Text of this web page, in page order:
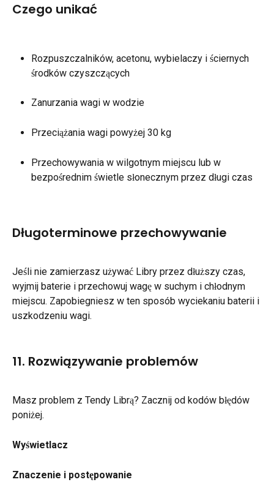
Czego unikać
Rozpuszczalników, acetonu, wybielaczy i ściernych
środków czyszczących
Zanurzania wagi w wodzie
Przeciążania wagi powyżej 30 kg
Przechowywania w wilgotnym miejscu lub w
bezpośrednim świetle słonecznym przez długi czas
Długoterminowe przechowywanie
Jeśli nie zamierzasz używać Libry przez dłuższy czas,
wyjmij baterie i przechowuj wagę w suchym i chłodnym
miejscu. Zapobiegniesz w ten sposób wyciekaniu baterii i
uszkodzeniu wagi.
11. Rozwiązywanie problemów
Masz problem z Tendy Librą? Zacznij od kodów błędów
poniżej.
Wyświetlacz
Znaczenie i postępowanie